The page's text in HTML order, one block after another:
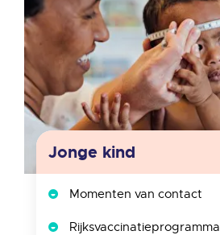
Jonge kind
Momenten van contact
Rijksvaccinatieprogramma